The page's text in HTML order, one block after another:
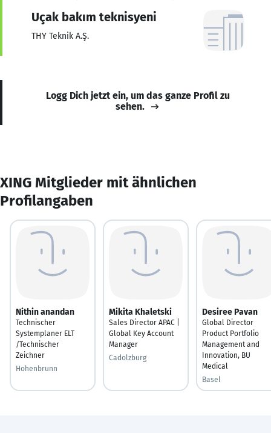
Uçak bakım teknisyeni
THY Teknik A.Ş.
Logg Dich jetzt ein, um das ganze Profil zu
sehen.
XING Mitglieder mit ähnlichen
Profilangaben
Nithin anandan
Technischer
Systemplaner ELT
/Technischer
Zeichner
Hohenbrunn
Mikita Khaletski
Sales Director APAC |
Global Key Account
Manager
Cadolzburg
Desiree Pavan
Global Director
Product Portfolio
Management and
Innovation, BU
Medical
Basel